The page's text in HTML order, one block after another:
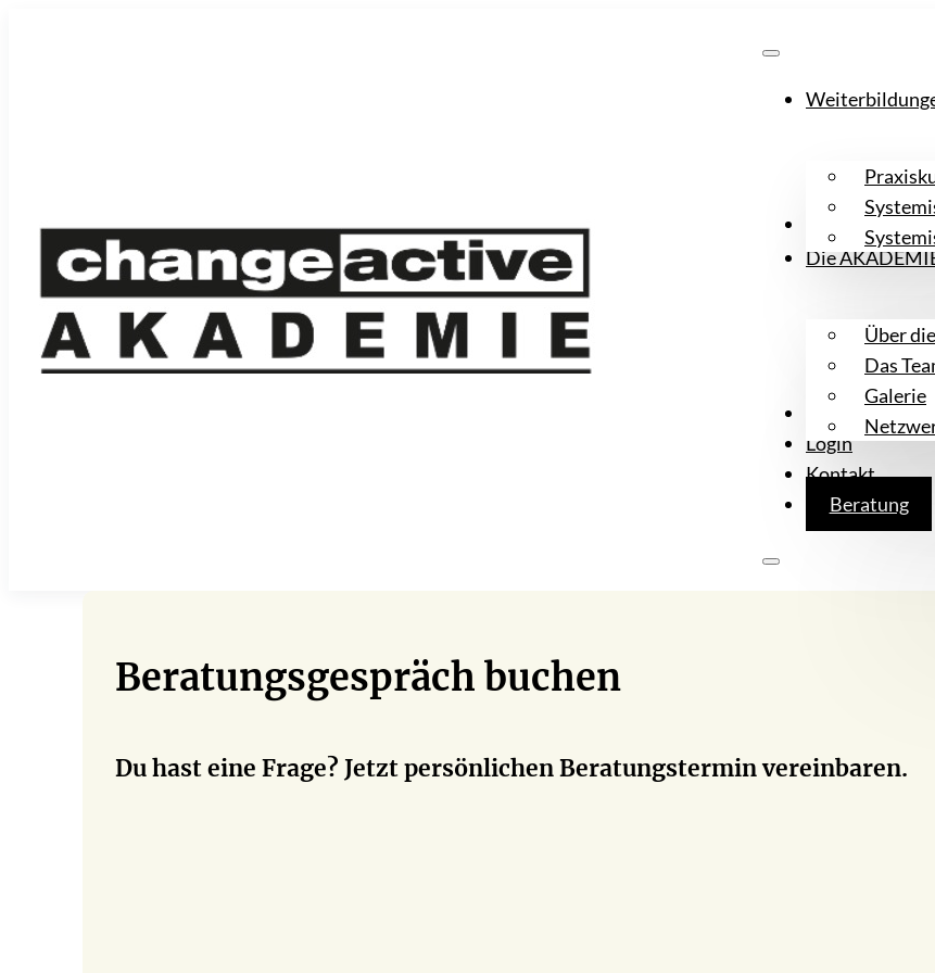
Workshops
Die
Über
Das
Galerie
Aktuelles
Login
Kontakt
Beratung
Beratungsgespräch buchen
Du hast eine Frage? Jetzt persönlichen Beratungstermin vereinbaren.